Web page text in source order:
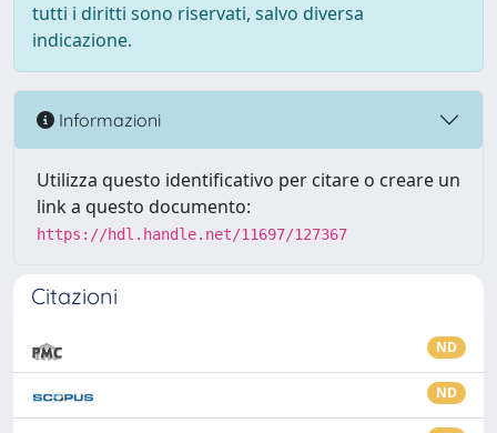
tutti i diritti sono riservati, salvo diversa
indicazione.
Informazioni
Utilizza questo identificativo per citare o creare un
link a questo documento:
https://hdl.handle.net/11697/127367
Citazioni
ND
ND